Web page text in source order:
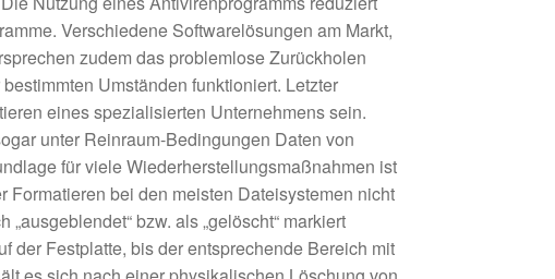
Verschiedene Softwarelösungen am Markt,
zudem das problemlose Zurückholen
Umständen funktioniert. Letzter
eines spezialisierten Unternehmens sein.
unter Reinraum-Bedingungen Daten von
für viele Wiederherstellungsmaßnahmen ist
bei den meisten Dateisystemen nicht
bzw. als „gelöscht“ markiert
der Festplatte, bis der entsprechende Bereich mit